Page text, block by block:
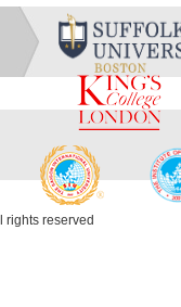
rights reserved